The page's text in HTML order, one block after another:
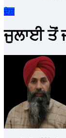
ਦੇਸ਼
ਜੁਲਾਈ ਤੋਂ